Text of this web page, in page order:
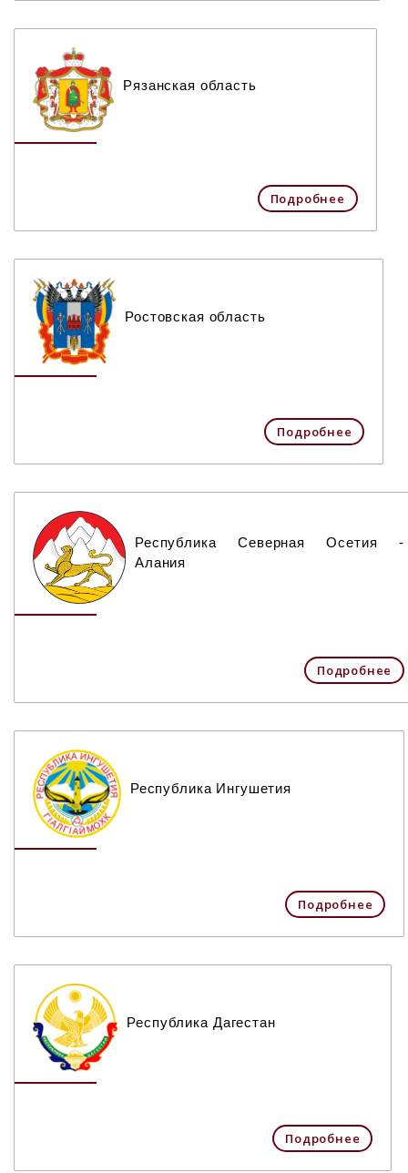
Рязанская область
Подробнее
Ростовская область
Подробнее
Республика Северная Осетия -
Алания
Подробнее
Республика Ингушетия
Подробнее
Республика Дагестан
Подробнее